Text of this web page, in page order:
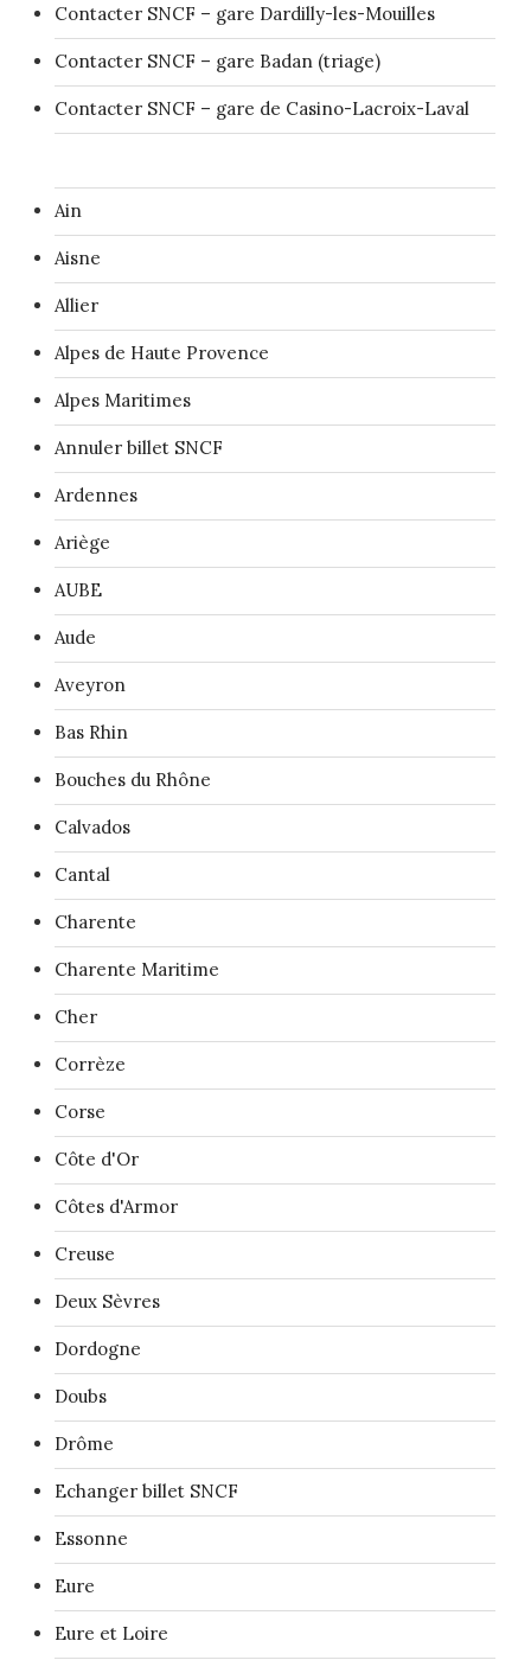
Contacter SNCF – gare Dardilly-les-Mouilles
Contacter SNCF – gare Badan (triage)
Contacter SNCF – gare de Casino-Lacroix-Laval
Ain
Aisne
Allier
Alpes de Haute Provence
Alpes Maritimes
Annuler billet SNCF
Ardennes
Ariège
AUBE
Aude
Aveyron
Bas Rhin
Bouches du Rhône
Calvados
Cantal
Charente
Charente Maritime
Cher
Corrèze
Corse
Côte d'Or
Côtes d'Armor
Creuse
Deux Sèvres
Dordogne
Doubs
Drôme
Echanger billet SNCF
Essonne
Eure
Eure et Loire